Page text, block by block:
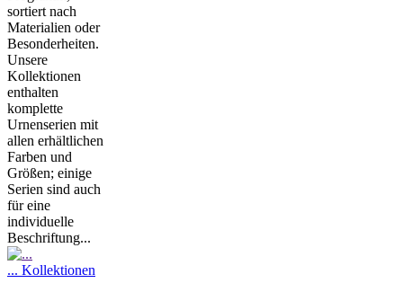
sortiert nach
Materialien oder
Besonderheiten.
Unsere
Kollektionen
enthalten
komplette
Urnenserien mit
allen erhältlichen
Farben und
Größen; einige
Serien sind auch
für eine
individuelle
Beschriftung...
... Kollektionen